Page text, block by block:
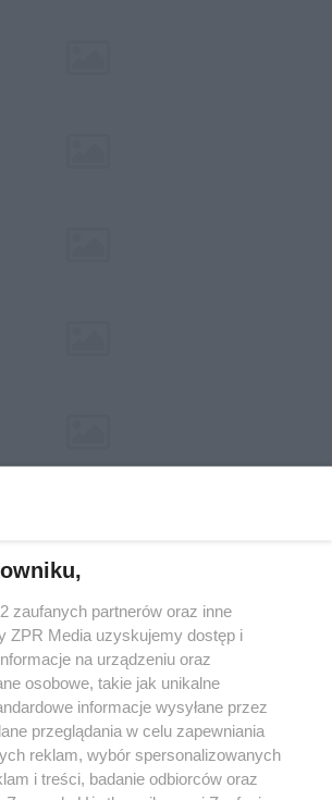
w serwisie nie może być powielany i
dalej rozpowszechniany w jakikolwiek sposób (w
lub mechaniczny) na jakimkolwiek polu
formie, włącznie z umieszczaniem w Internecie
praw. Jakiekolwiek użycie lub
w całości lub w części z naruszeniem prawa, tzn.
zabronione pod groźbą kary i może być ścigane
zaufanych partnerów oraz inne
ZPR Media uzyskujemy dostęp i
na urządzeniu oraz
osobowe, takie jak unikalne
informacje wysyłane przez
przeglądania w celu zapewniania
reklam, wybór spersonalizowanych
i treści, badanie odbiorców oraz